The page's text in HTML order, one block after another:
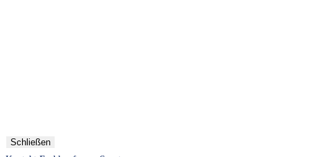
Schließen